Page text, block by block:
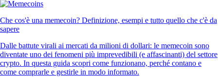
Che cos'è una memecoin? Definizione, esempi e tutto quello che c'è da
sapere
Dalle battute virali ai mercati da milioni di dollari: le memecoin sono
diventate uno dei fenomeni più imprevedibili (e affascinanti) del settore
crypto. In questa guida scopri come funzionano, perché contano e
come comprarle e gestirle in modo informato.